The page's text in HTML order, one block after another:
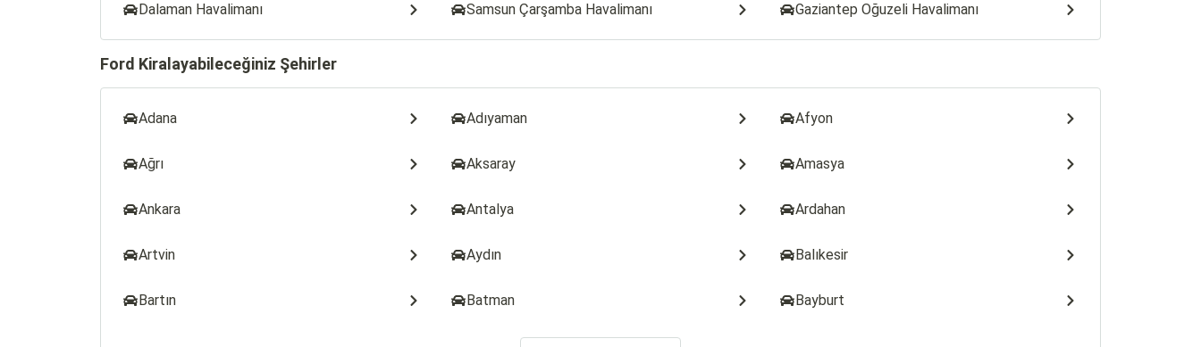
Dalaman Havalimanı Samsun Çarşamba Havalimanı Gaziantep Oğuzeli Havalimanı
Ford Kiralayabileceğiniz Şehirler
Adana Adıyaman Afyon
Ağrı Aksaray Amasya
Ankara Antalya Ardahan
Artvin Aydın Balıkesir
Bartın Batman Bayburt